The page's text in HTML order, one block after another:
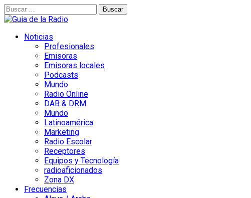
Buscar:
Noticias
Profesionales
Emisoras
Emisoras locales
Podcasts
Mundo
Radio Online
DAB & DRM
Mundo
Latinoamérica
Marketing
Radio Escolar
Receptores
Equipos y Tecnología
radioaficionados
Zona DX
Frecuencias